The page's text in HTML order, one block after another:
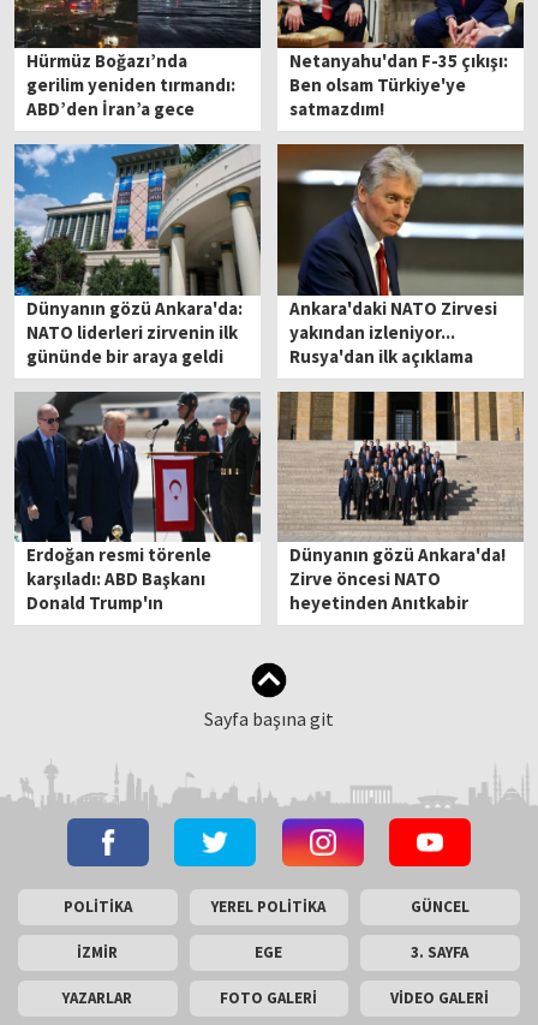
Hürmüz Boğazı’nda
gerilim yeniden tırmandı:
ABD’den İran’a gece
saldırısı
Netanyahu'dan F-35 çıkışı:
Ben olsam Türkiye'ye
satmazdım!
Dünyanın gözü Ankara'da:
NATO liderleri zirvenin ilk
gününde bir araya geldi
Ankara'daki NATO Zirvesi
yakından izleniyor...
Rusya'dan ilk açıklama
Erdoğan resmi törenle
karşıladı: ABD Başkanı
Donald Trump'ın
Ankara'da
Dünyanın gözü Ankara'da!
Zirve öncesi NATO
heyetinden Anıtkabir
ziyareti
Sayfa başına git
POLİTİKA YEREL POLİTİKA GÜNCEL
İZMİR EGE 3. SAYFA
YAZARLAR FOTO GALERİ VİDEO GALERİ